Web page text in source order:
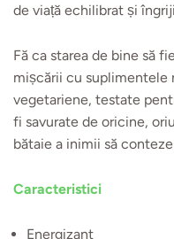
de viață echilibrat și
Fă ca starea de bine să
mișcării cu suplimentele
vegetariene, testate
fi savurate de oricine,
bătaie a inimii să
Caracteristici
Energizant